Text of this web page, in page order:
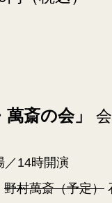
斎の会」
／14時開演
野村萬斎（予定）